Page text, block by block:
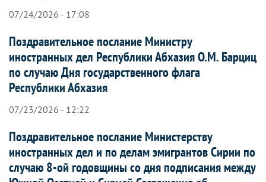
07/24/2026 - 17:08
Поздравительное послание Министру
иностранных дел Республики Абхазия О.М. Барциц
по случаю Дня государственного флага
Республики Абхазия
07/23/2026 - 12:22
Поздравительное послание Министерству
иностранных дел и по делам эмигрантов Сирии по
случаю 8-ой годовщины со дня подписания между